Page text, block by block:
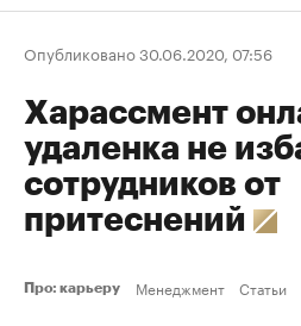
Опубликовано 30.06.2020, 07:56
Харассмент
удаленка не
сотрудников от
притеснений
Про: карьеру Менеджмент Статьи